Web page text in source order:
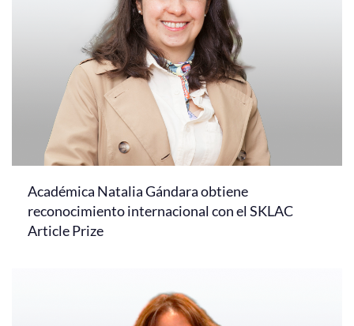
Académica Natalia Gándara obtiene
reconocimiento internacional con el SKLAC
Article Prize